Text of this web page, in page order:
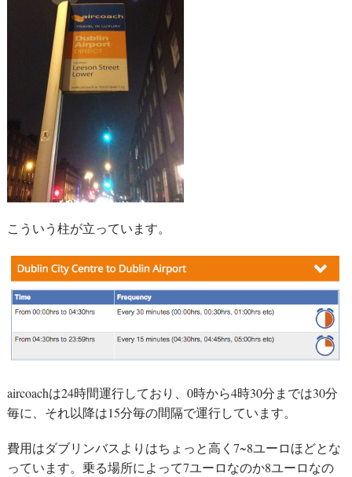
こういう柱が立っています。
aircoachは24時間運行しており、0時から4時30分までは30分
毎に、それ以降は15分毎の間隔で運行しています。
費用はダブリンバスよりはちょっと高く7~8ユーロほどとな
っています。乗る場所によって7ユーロなのか8ユーロなの